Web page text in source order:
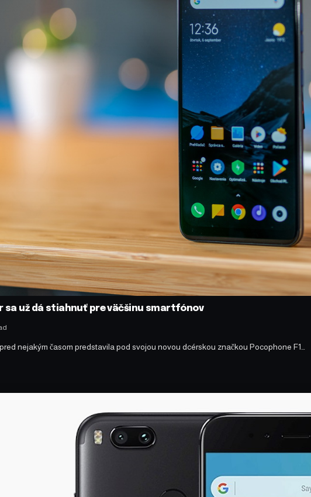
sa už dá stiahnuť pre väčšinu smartfónov
nejakým časom predstavila pod svojou novou dcérskou značkou Pocophone F1…